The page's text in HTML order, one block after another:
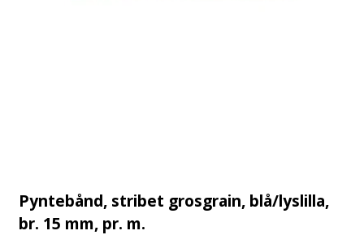
Pyntebånd, stribet grosgrain, blå/lyslilla,
br. 15 mm, pr. m.